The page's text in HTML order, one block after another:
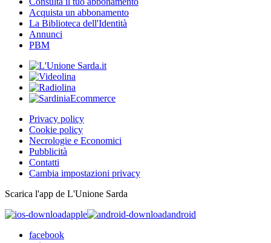
Acquista un abbonamento
La Biblioteca dell'Identità
Annunci
PBM
Privacy policy
Cookie policy
Necrologie e Economici
Pubblicità
Contatti
Cambia impostazioni privacy
Scarica l'app de L'Unione Sarda
apple
android
facebook